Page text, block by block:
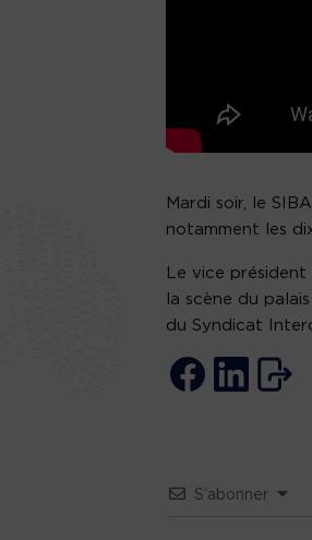
Mardi soir, le
notamment les
Le vice
la scène du
du Syndicat
S’abonner